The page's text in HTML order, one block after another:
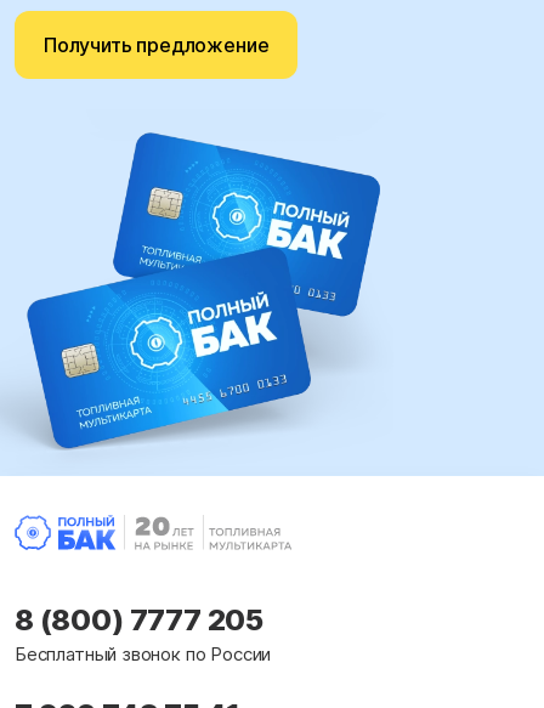
Получить предложение
8 (800) 7777 205
Бесплатный звонок по России